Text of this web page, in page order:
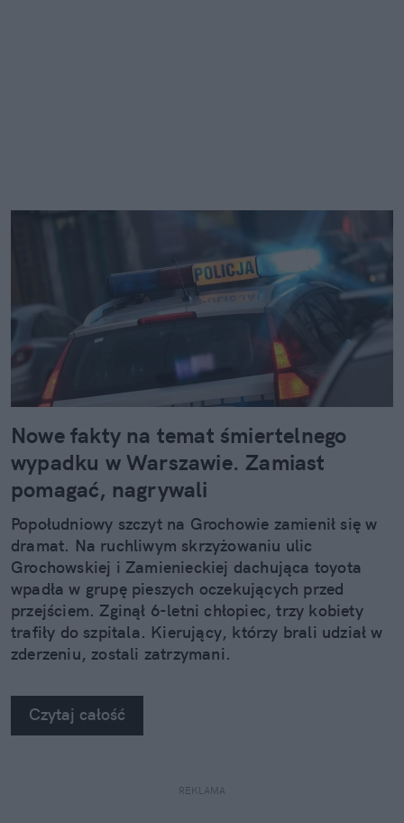
Nowe fakty na temat śmiertelnego
wypadku w Warszawie. Zamiast
pomagać, nagrywali
Popołudniowy szczyt na Grochowie zamienił się w
dramat. Na ruchliwym skrzyżowaniu ulic
Grochowskiej i Zamienieckiej dachująca toyota
wpadła w grupę pieszych oczekujących przed
przejściem. Zginął 6-letni chłopiec, trzy kobiety
trafiły do szpitala. Kierujący, którzy brali udział w
zderzeniu, zostali zatrzymani.
Czytaj całość
REKLAMA